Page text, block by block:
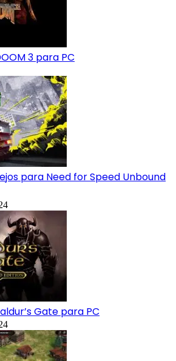
3 para PC
para Need for Speed Unbound
Gate para PC